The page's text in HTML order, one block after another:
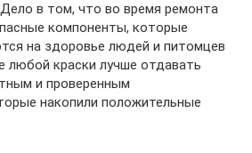
в том, что во время ремонта
компоненты, которые
на здоровье людей и питомцев
любой краски лучше отдавать
и проверенным
накопили положительные